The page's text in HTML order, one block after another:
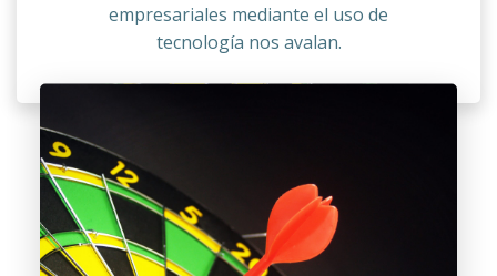
empresariales mediante el uso de
tecnología nos avalan.